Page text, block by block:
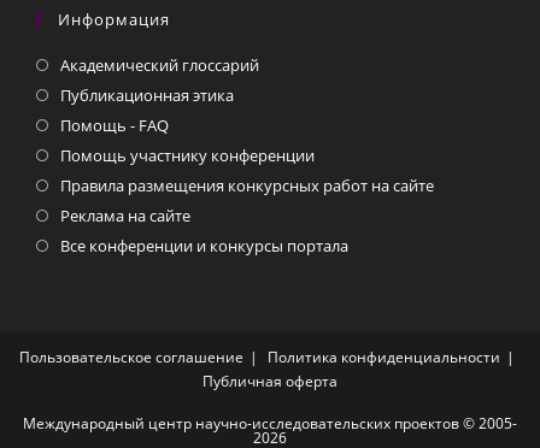
Информация
Академический глоссарий
Публикационная этика
Помощь - FAQ
Помощь участнику конференции
Правила размещения конкурсных работ на сайте
Реклама на сайте
Все конференции и конкурсы портала
Пользовательское соглашение
Политика конфиденциальности
Публичная оферта
Международный центр научно-исследовательских проектов © 2005-
2026